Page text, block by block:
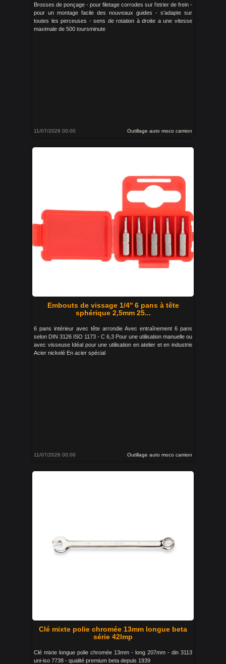
Brosses de ponçage - pour filetage corrodes sur l'etrier de frein -
pour un montage facile des nouveaux guides - s'adapte sur
toutes les perceuses - sens de rotation à droite a une vitesse
maximale de 500 toursminute
11/07/2026 00:00 Outillage auto moco camion
Embouts de vissage 1/4'' 6 pans à tête
sphérique 2,5mm 25...
6 pans intérieur avec tête arrondie Avec entraînement 6 pans
selon DIN 3126 ISO 1173 - C 6,3 Pour une utilisation manuelle ou
avec visseuse Idéal pour une utilisation en atelier et en industrie
Acier nickelé En acier spécial
11/07/2026 00:00 Outillage auto moco camion
Clé mixte polie chromée 13mm longue beta
série 42lmp
Clé mixte longue polie chromée 13mm - long 207mm - din 3113
uni-iso 7738 - qualité premium beta depuis 1939